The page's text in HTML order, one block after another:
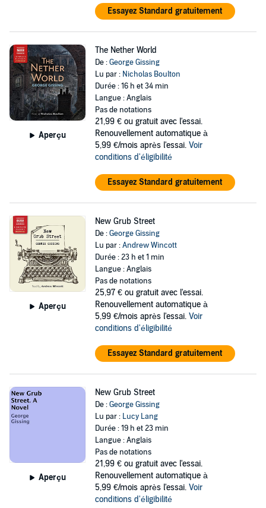
Essayez Standard gratuitement
Aperçu
The Nether World
De :George Gissing
Lu par : Nicholas Boulton
Durée : 16 h et 34 min
Langue : Anglais
Pas de notations
21,99 € ou gratuit avec l'essai.
Renouvellement automatique à
5,99 €/mois après l'essai. Voir
conditions d'éligibilité
Essayez Standard gratuitement
Aperçu
New Grub Street
De :George Gissing
Lu par :Andrew Wincott
Durée : 23 h et 1 min
Langue : Anglais
Pas de notations
25,97 € ou gratuit avec l'essai.
Renouvellement automatique à
5,99 €/mois après l'essai. Voir
conditions d'éligibilité
Essayez Standard gratuitement
Aperçu
New Grub Street
De :George Gissing
Lu par : Lucy Lang
Durée : 19 h et 23 min
Langue : Anglais
Pas de notations
21,99 € ou gratuit avec l'essai.
Renouvellement automatique à
5,99 €/mois après l'essai. Voir
conditions d'éligibilité